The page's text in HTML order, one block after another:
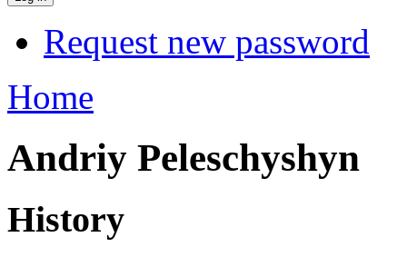
Request new password
Home
Andriy Peleschyshyn
History